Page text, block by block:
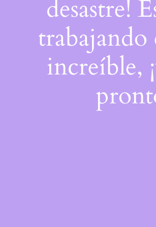
desastre!
trabajando
increíble,